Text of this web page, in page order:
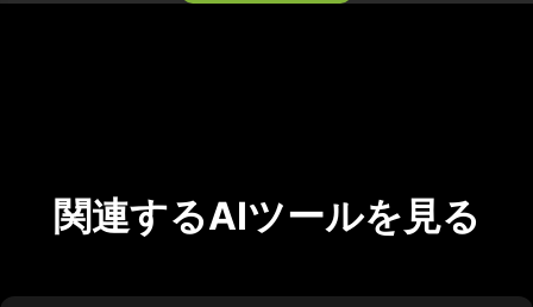
関連するAIツールを見る